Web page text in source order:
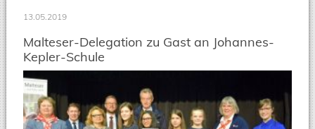
13.05.2019
Malteser-Delegation zu Gast an Johannes-
Kepler-Schule